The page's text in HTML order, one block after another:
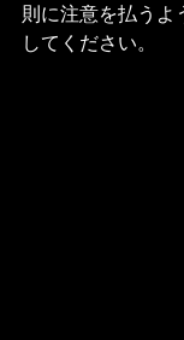
則に注意を払うよ
してください。